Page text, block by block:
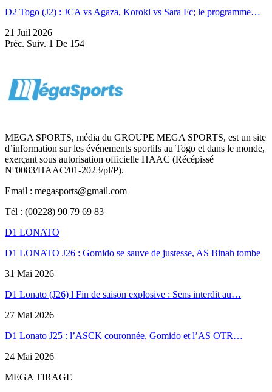
D2 Togo (J2) : JCA vs Agaza, Koroki vs Sara Fc; le programme…
21 Juil 2026
Préc. Suiv. 1 De 154
MEGA SPORTS, média du GROUPE MEGA SPORTS, est un site
d’information sur les événements sportifs au Togo et dans le monde,
exerçant sous autorisation officielle HAAC (Récépissé
N°0083/HAAC/01-2023/pl/P).
Email : megasports@gmail.com
Tél : (00228) 90 79 69 83
D1 LONATO
D1 LONATO J26 : Gomido se sauve de justesse, AS Binah tombe
31 Mai 2026
D1 Lonato (J26) l Fin de saison explosive : Sens interdit au…
27 Mai 2026
D1 Lonato J25 : l’ASCK couronnée, Gomido et l’AS OTR…
24 Mai 2026
MEGA TIRAGE